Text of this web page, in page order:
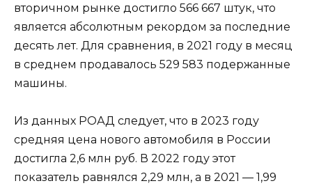
вторичном рынке достигло 566 667 штук, что
является абсолютным рекордом за последние
десять лет. Для сравнения, в 2021 году в месяц
в среднем продавалось 529 583 подержанные
машины.
Из данных РОАД следует, что в 2023 году
средняя цена нового автомобиля в России
достигла 2,6 млн руб. В 2022 году этот
показатель равнялся 2,29 млн, а в 2021 — 1,99